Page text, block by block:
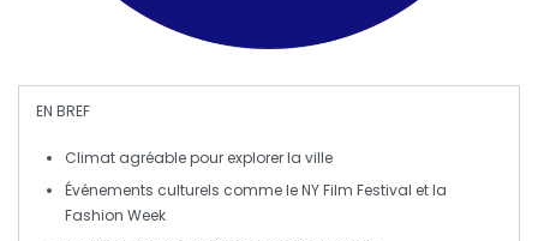
EN BREF
Climat agréable pour explorer la ville
Événements culturels comme leNY Film Festival et la
Fashion Week